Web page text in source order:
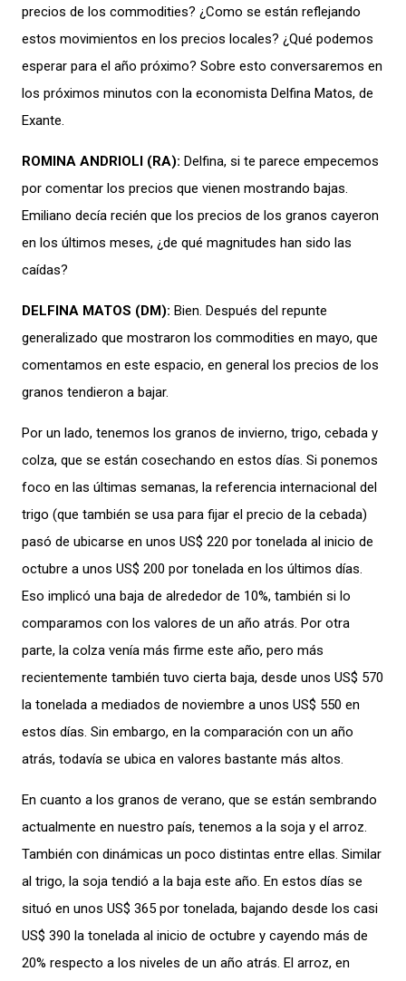
precios de los commodities? ¿Como se están reflejando
estos movimientos en los precios locales? ¿Qué podemos
esperar para el año próximo? Sobre esto conversaremos en
los próximos minutos con la economista Delfina Matos, de
Exante.
ROMINA ANDRIOLI (RA): Delfina, si te parece empecemos
por comentar los precios que vienen mostrando bajas.
Emiliano decía recién que los precios de los granos cayeron
en los últimos meses, ¿de qué magnitudes han sido las
caídas?
DELFINA MATOS (DM): Bien. Después del repunte
generalizado que mostraron los commodities en mayo, que
comentamos en este espacio, en general los precios de los
granos tendieron a bajar.
Por un lado, tenemos los granos de invierno, trigo, cebada y
colza, que se están cosechando en estos días. Si ponemos
foco en las últimas semanas, la referencia internacional del
trigo (que también se usa para fijar el precio de la cebada)
pasó de ubicarse en unos US$ 220 por tonelada al inicio de
octubre a unos US$ 200 por tonelada en los últimos días.
Eso implicó una baja de alrededor de 10%, también si lo
comparamos con los valores de un año atrás. Por otra
parte, la colza venía más firme este año, pero más
recientemente también tuvo cierta baja, desde unos US$ 570
la tonelada a mediados de noviembre a unos US$ 550 en
estos días. Sin embargo, en la comparación con un año
atrás, todavía se ubica en valores bastante más altos.
En cuanto a los granos de verano, que se están sembrando
actualmente en nuestro país, tenemos a la soja y el arroz.
También con dinámicas un poco distintas entre ellas. Similar
al trigo, la soja tendió a la baja este año. En estos días se
situó en unos US$ 365 por tonelada, bajando desde los casi
US$ 390 la tonelada al inicio de octubre y cayendo más de
20% respecto a los niveles de un año atrás. El arroz, en